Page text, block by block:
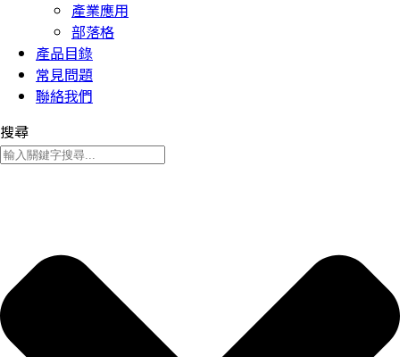
產業應用
部落格
產品目錄
常見問題
聯絡我們
搜尋